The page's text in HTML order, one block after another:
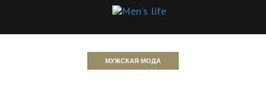
МУЖСКАЯ МОДА